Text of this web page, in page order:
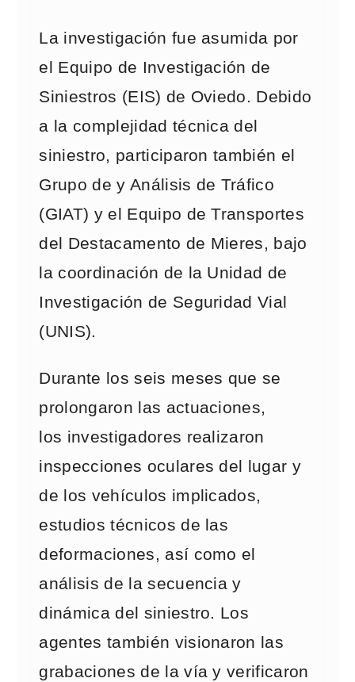
La investigación fue asumida por
el Equipo de Investigación de
Siniestros (EIS) de Oviedo. Debido
a la complejidad técnica del
siniestro, participaron también el
Grupo de y Análisis de Tráfico
(GIAT) y el Equipo de Transportes
del Destacamento de Mieres, bajo
la coordinación de la Unidad de
Investigación de Seguridad Vial
(UNIS).
Durante los seis meses que se
prolongaron las actuaciones,
los investigadores realizaron
inspecciones oculares del lugar y
de los vehículos implicados,
estudios técnicos de las
deformaciones, así como el
análisis de la secuencia y
dinámica del siniestro. Los
agentes también visionaron las
grabaciones de la vía y verificaron